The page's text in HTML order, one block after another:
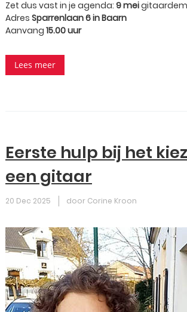
Zet dus vast in je agenda: 9 mei
Adres Sparrenlaan 6 in Baarn
Aanvang 15.00 uur
Lees meer
Eerste hulp bij het
een gitaar
20 Dec 2025 door Corine Kroon